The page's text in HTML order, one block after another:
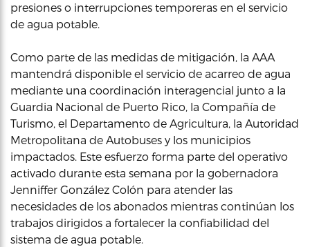
presiones o interrupciones temporeras en el servicio
de agua potable.
Como parte de las medidas de mitigación, la AAA
mantendrá disponible el servicio de acarreo de agua
mediante una coordinación interagencial junto a la
Guardia Nacional de Puerto Rico, la Compañía de
Turismo, el Departamento de Agricultura, la Autoridad
Metropolitana de Autobuses y los municipios
impactados. Este esfuerzo forma parte del operativo
activado durante esta semana por la gobernadora
Jenniffer González Colón para atender las
necesidades de los abonados mientras continúan los
trabajos dirigidos a fortalecer la confiabilidad del
sistema de agua potable.